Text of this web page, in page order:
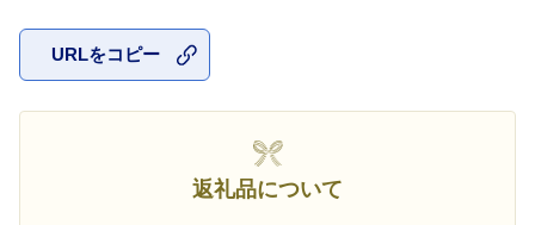
URLをコピー
返礼品について